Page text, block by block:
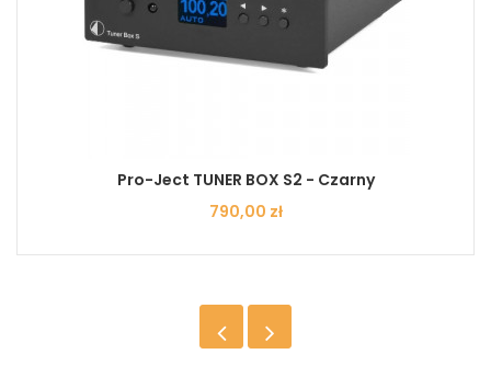
Pro-Ject TUNER BOX S2 - Czarny
Cena
790,00 zł